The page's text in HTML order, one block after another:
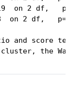
on 2 df,
on 2 df,
and score
the Wald